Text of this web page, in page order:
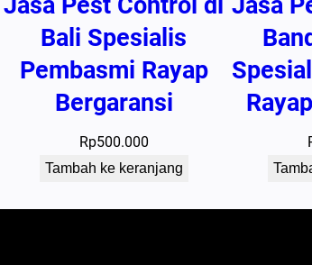
Bali Spesialis
Pembasmi Rayap
Bergaransi
Rp500.000
Tambah ke keranjang